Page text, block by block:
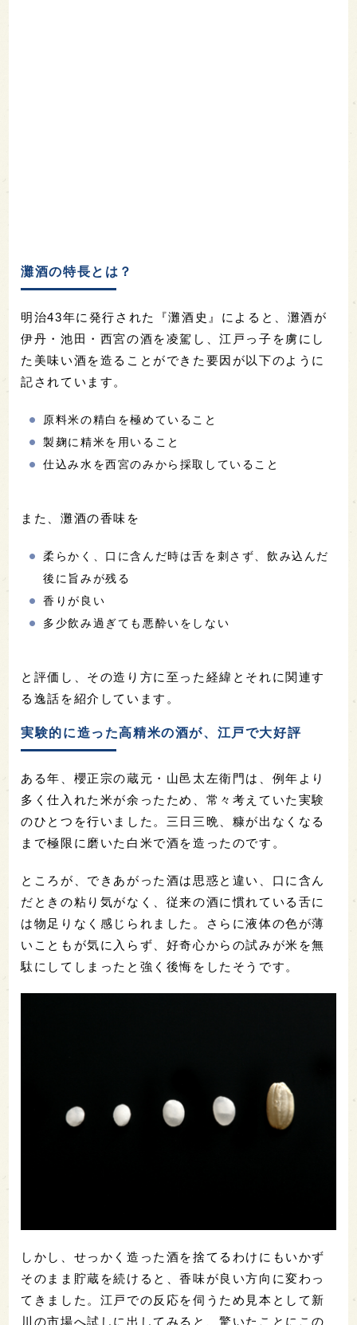
灘酒の特長とは？
明治43年に発行された『灘酒史』によると、灘酒が
伊丹・池田・西宮の酒を凌駕し、江戸っ子を虜にし
た美味い酒を造ることができた要因が以下のように
記されています。
原料米の精白を極めていること
製麹に精米を用いること
仕込み水を西宮のみから採取していること
また、灘酒の香味を
柔らかく、口に含んだ時は舌を刺さず、飲み込んだ
後に旨みが残る
香りが良い
多少飲み過ぎても悪酔いをしない
と評価し、その造り方に至った経緯とそれに関連す
る逸話を紹介しています。
実験的に造った高精米の酒が、江戸で大好評
ある年、櫻正宗の蔵元・山邑太左衛門は、例年より
多く仕入れた米が余ったため、常々考えていた実験
のひとつを行いました。三日三晩、糠が出なくなる
まで極限に磨いた白米で酒を造ったのです。
ところが、できあがった酒は思惑と違い、口に含ん
だときの粘り気がなく、従来の酒に慣れている舌に
は物足りなく感じられました。さらに液体の色が薄
いこともが気に入らず、好奇心からの試みが米を無
駄にしてしまったと強く後悔をしたそうです。
しかし、せっかく造った酒を捨てるわけにもいかず
そのまま貯蔵を続けると、香味が良い方向に変わっ
てきました。江戸での反応を伺うため見本として新
川の市場へ試しに出してみると、驚いたことにこの